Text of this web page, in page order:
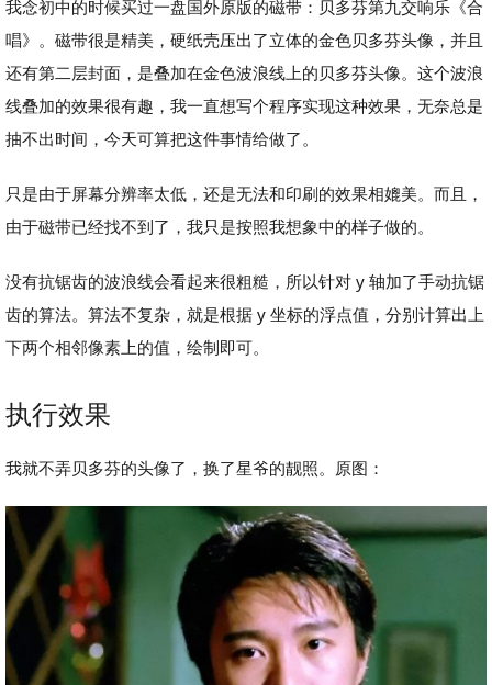
我念初中的时候买过一盘国外原版的磁带：贝多芬第九交响乐《合
唱》。磁带很是精美，硬纸壳压出了立体的金色贝多芬头像，并且
还有第二层封面，是叠加在金色波浪线上的贝多芬头像。这个波浪
线叠加的效果很有趣，我一直想写个程序实现这种效果，无奈总是
抽不出时间，今天可算把这件事情给做了。
只是由于屏幕分辨率太低，还是无法和印刷的效果相媲美。而且，
由于磁带已经找不到了，我只是按照我想象中的样子做的。
没有抗锯齿的波浪线会看起来很粗糙，所以针对 y 轴加了手动抗锯
齿的算法。算法不复杂，就是根据 y 坐标的浮点值，分别计算出上
下两个相邻像素上的值，绘制即可。
执行效果
我就不弄贝多芬的头像了，换了星爷的靓照。原图：